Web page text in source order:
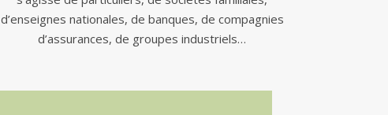
d’enseignes nationales, de banques, de compagnies
d’assurances, de groupes industriels…